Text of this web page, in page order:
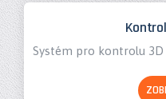
Systém pro kontrolu